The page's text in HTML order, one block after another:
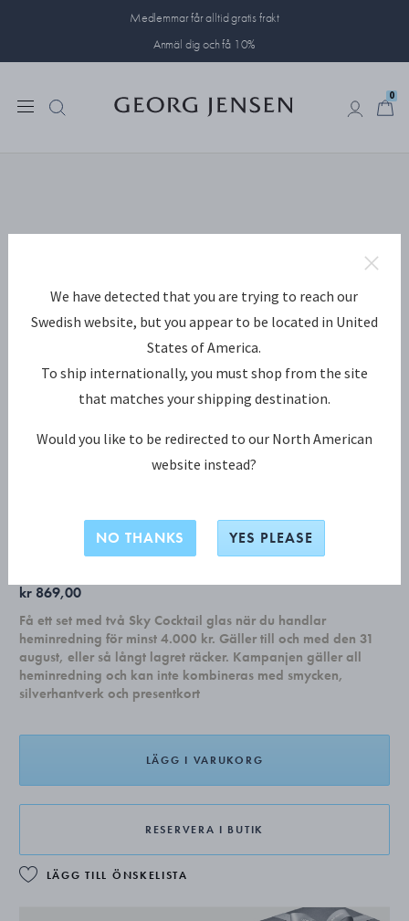
Medlemmar får alltid gratis frakt
Anmäl dig och få 10%
0
COPENHAGEN KOLLEKTION
kr 869,00
Få ett set med två Sky Cocktail glas när du handlar
heminredning för minst 4.000 kr. Gäller till och med den 31
august, eller så långt lagret räcker. Kampanjen gäller all
heminredning och kan inte kombineras med smycken,
silverhantverk och presentkort
LÄGG I VARUKORG
RESERVERA I BUTIK
LÄGG TILL ÖNSKELISTA
We have detected that you are trying to reach our
Swedish website, but you appear to be located in United
States of America.
To ship internationally, you must shop from the site
that matches your shipping destination.
Would you like to be redirected to our North American
website instead?
NO THANKS YES PLEASE